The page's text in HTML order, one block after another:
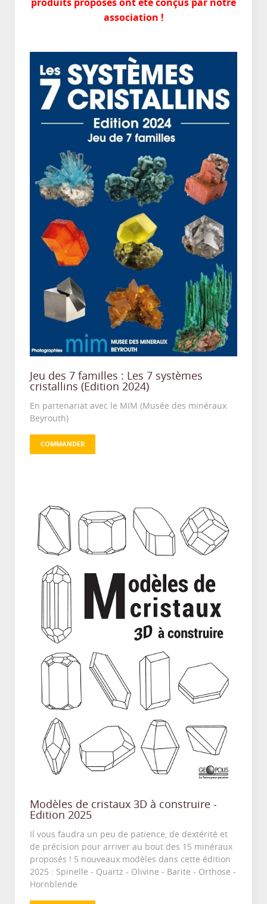
association !
Jeu des 7 familles : Les 7 systèmes
cristallins (Edition 2024)
En partenariat avec le MIM (Musée des minéraux
Beyrouth)
COMMANDER
Modèles de cristaux 3D à construire -
Edition 2025
Il vous faudra un peu de patience, de dextérité et
de précision pour arriver au bout des 15 minéraux
proposés ! 5 nouveaux modèles dans cette édition
2025 : Spinelle - Quartz - Olivine - Barite - Orthose -
Hornblende